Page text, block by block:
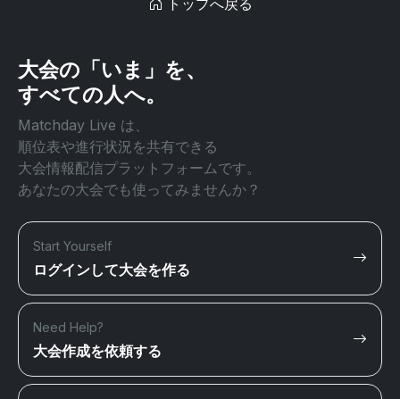
大会の「いま」を、
すべての人へ。
Matchday Live は、
順位表や進行状況を共有できる
大会情報配信プラットフォームです。
あなたの大会でも使ってみませんか？
Start Yourself
ログインして大会を作る
Need Help?
大会作成を依頼する